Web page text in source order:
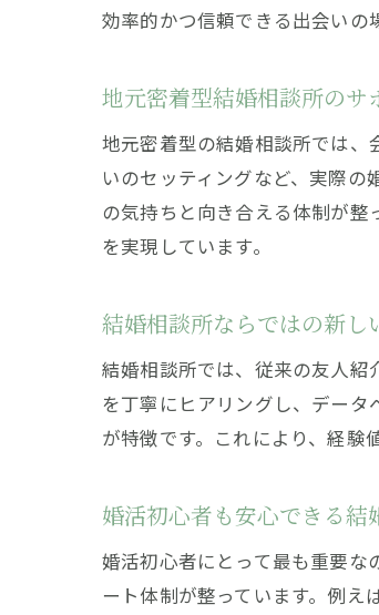
効率的かつ信頼できる出会いの
地元密着型結婚相談所のサ
地元密着型の結婚相談所では、
いのセッティングなど、実際
の気持ちと向き合える体制が
を実現しています。
結婚相談所ならではの新し
結婚相談所では、従来の友人紹
を丁寧にヒアリングし、デー
が特徴です。これにより、経験
婚活初心者も安心できる結
婚活初心者にとって最も重要な
ート体制が整っています。例